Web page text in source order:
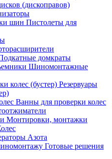
(дископравов)
Пистолеты для
домкраты
Шиномонтажные
Резервуары
Ванны для проверки колес
Монтировки, монтажки
Азота
Готовые решения